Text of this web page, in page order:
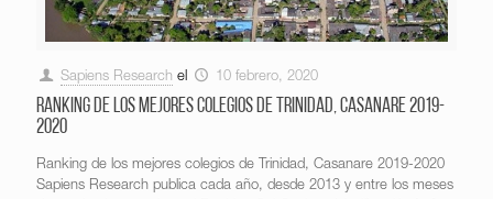
Sapiens Research el 10 febrero, 2020
Ranking de los mejores colegios de Trinidad, Casanare 2019-
2020
Ranking de los mejores colegios de Trinidad, Casanare 2019-2020
Sapiens Research publica cada año, desde 2013 y entre los meses